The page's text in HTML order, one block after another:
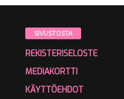
SIVUSTOSTA
REKISTERISELOSTE
MEDIAKORTTI
KÄYTTÖEHDOT